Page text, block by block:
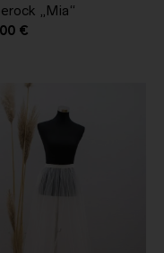
„Mia“
€